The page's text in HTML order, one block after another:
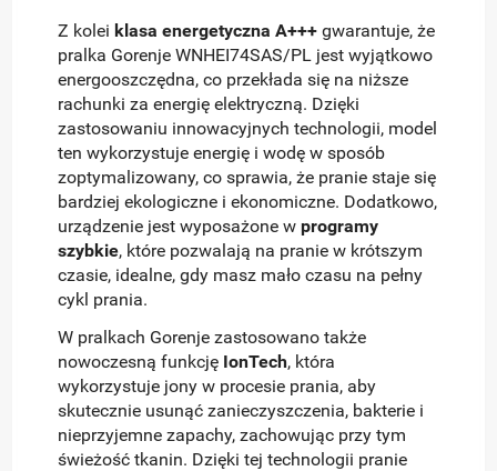
Z koleiklasa energetyczna A+++ gwarantuje, że
pralka Gorenje WNHEI74SAS/PL jest wyjątkowo
energooszczędna, co przekłada się na niższe
rachunki za energię elektryczną. Dzięki
zastosowaniu innowacyjnych technologii, model
ten wykorzystuje energię i wodę w sposób
zoptymalizowany, co sprawia, że pranie staje się
bardziej ekologiczne i ekonomiczne. Dodatkowo,
urządzenie jest wyposażone wprogramy
szybkie, które pozwalają na pranie w krótszym
czasie, idealne, gdy masz mało czasu na pełny
cykl prania.
W pralkach Gorenje zastosowano także
nowoczesną funkcję IonTech, która
wykorzystuje jony w procesie prania, aby
skutecznie usunąć zanieczyszczenia, bakterie i
nieprzyjemne zapachy, zachowując przy tym
świeżość tkanin. Dzięki tej technologii pranie